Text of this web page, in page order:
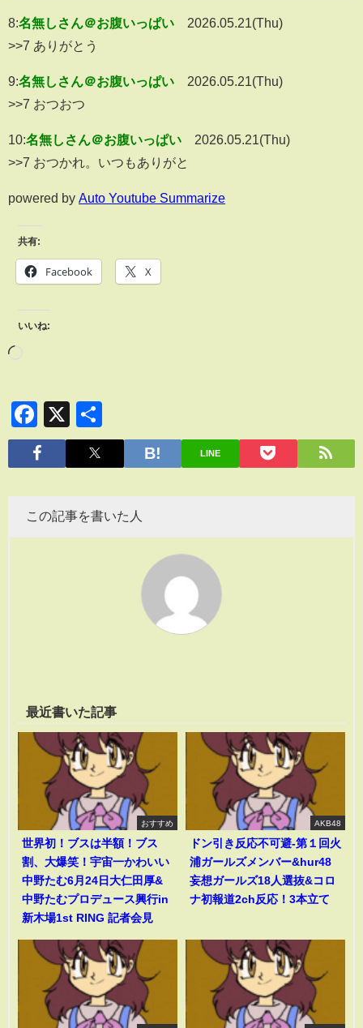
8:名無しさん＠お腹いっぱい
2026.05.21(Thu)
>>7 ありがとう
9:名無しさん＠お腹いっぱい
2026.05.21(Thu)
>>7 おつおつ
10:名無しさん＠お腹いっぱい
2026.05.21(Thu)
>>7 おつかれ。いつもありがと
powered by Auto Youtube Summarize
共有:
Facebook X
いいね:
Facebook
X
有
LINE
この記事を書いた人
最近書いた記事
おすすめ
世界初！ブスは半額！ブス
割、大爆笑！宇宙一かわいい
中野たむ6月24日大仁田厚&
中野たむプロデュース興行in
新木場1st RING 記者会見
AKB48
ドン引き反応不可避-第１回火
浦ガールズメンバー&hur48
妄想ガールズ18人選抜&コロ
ナ初報道2ch反応！3本立て